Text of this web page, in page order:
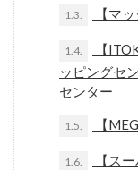
1.3. 【マ
1.4.
【
ッピングセ
センター
1.5. 【
1.6. 【ス